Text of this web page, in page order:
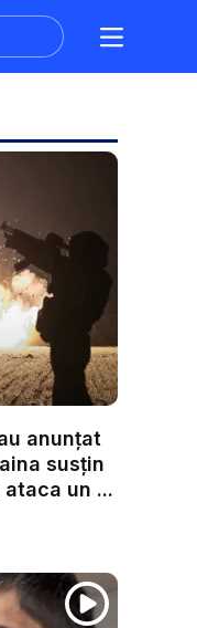
anunțat
susțin
un ...